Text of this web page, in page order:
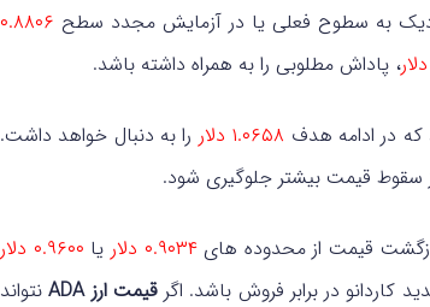
نزدیک به سطوح فعلی یا در آزمایش مجدد سطح ۰.۸۸۰۶
، پاداش مطلوبی را به همراه داشته باشد.
در ادامه هدف ۱.۰۶۵۸ دلار
را به دنبال خواهد داشت.
سقوط قیمت بیشتر جلوگیری شود.
قیمت از محدوده های۰.۹۰۳۴ دلار یا ۰.۹۶۰۰ دلار
کاردانو در برابر فروش باشد. اگرقیمت ارز ADA
نتواند